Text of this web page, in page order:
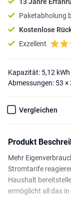
Paketabholung
Kostenlose
Exzellent
Kapazität: 5,12 kWh
Abmessungen: 53 ×
Vergleichen
Produkt
Mehr
Stromtarife
Haushalt
ermöglicht all das